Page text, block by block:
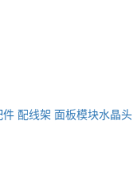
件 配线架 面板模块水晶头